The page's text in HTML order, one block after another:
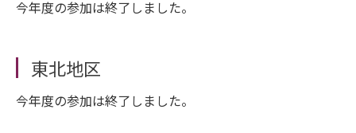
今年度の参加は終了しました。
東北地区
今年度の参加は終了しました。